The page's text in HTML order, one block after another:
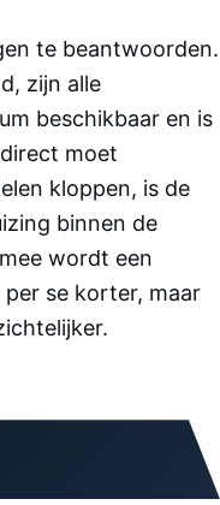
te beantwoorden.
zijn alle
beschikbaar en is
moet
kloppen, is de
binnen de
wordt een
se korter, maar